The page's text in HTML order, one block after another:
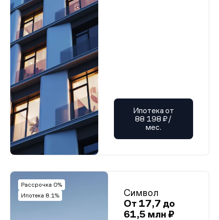
Ипотека от
88 198 ₽/
мес.
Рассрочка 0%
Ипотека 8.1%
Символ
От 17,7 до
61,5 млн ₽